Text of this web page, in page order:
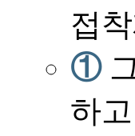
접
①
하